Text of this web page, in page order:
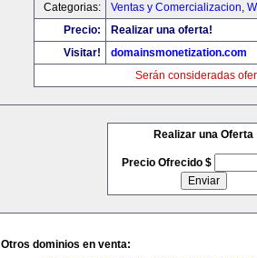
Categorias:
Ventas y Comercializacion,
Precio:
Realizar una oferta!
Visitar!
domainsmonetization.com
Serán consideradas
Realizar una Oferta
Precio Ofrecido $
Otros dominios en venta: